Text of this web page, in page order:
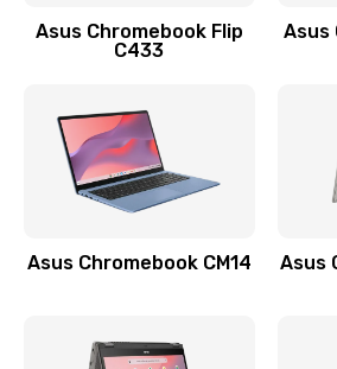
Заказать
Замена разъема
390 руб.
Замена разъёма
Asus Chromebook Flip
C433
Asus
Asus Chromebook CM14
Asus